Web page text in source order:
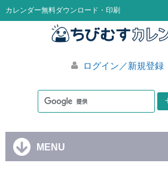
カレンダー無料ダウンロード・印刷
ログイン／新規登録
MENU